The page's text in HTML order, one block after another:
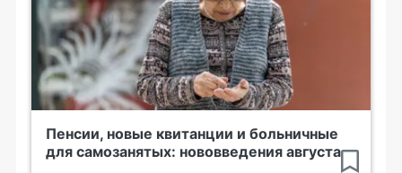
Пенсии, новые квитанции и больничные
для самозанятых: нововведения августа